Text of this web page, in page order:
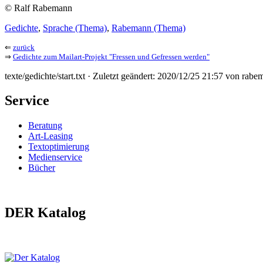
© Ralf Rabemann
Gedichte, Sprache (Thema), Rabemann (Thema)
⇐ zurück
⇒ Gedichte zum Mailart-Projekt "Fressen und Gefressen werden"
texte/gedichte/start.txt · Zuletzt geändert: 2020/12/25 21:57 von
Service
Beratung
Art-Leasing
Textoptimierung
Medienservice
Bücher
DER Katalog